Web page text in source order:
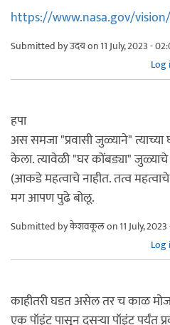
https://www.nasa.gov/
Submitted byउदयon 11 July, 2023 -
Log
हपा
अस समजा "प्रवासी जुळ्याने" त्याच्या
केला. त्यावेळी "घर कोंबड्या" जुळ्याचे
(आकडे महत्वाचे नाहीत. तत्व
मग आपण पुढे बोलू.
Submitted byकेशवकूलon 11 July,
Log
काहीतरी घडत असेल तर च काळ